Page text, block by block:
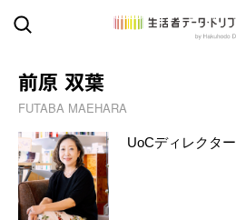
前原 双葉
FUTABA MAEHARA
UoCディレクター